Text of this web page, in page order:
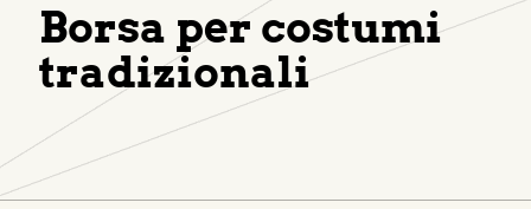
Borsa per costumi
tradizionali